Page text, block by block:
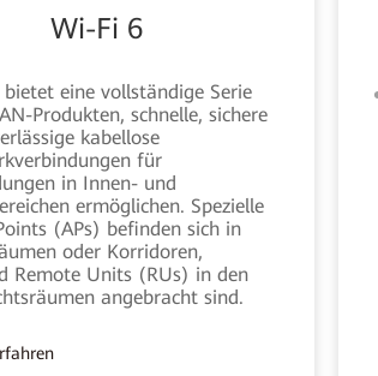
Wi-Fi 6
eine vollständige Serie
Produkten, schnelle, sichere
kabellose
für
in Innen- und
ermöglichen. Spezielle
(APs) befinden sich in
oder Korridoren,
Remote Units (RUs) in den
angebracht sind.